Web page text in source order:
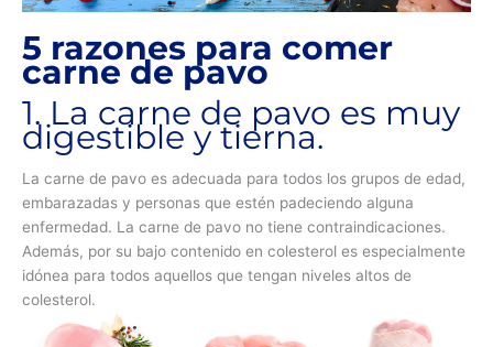
5 razones para comer
carne de pavo
1. La carne de pavo es muy
digestible y tierna.
La carne de pavo es adecuada para todos los grupos de edad,
embarazadas y personas que estén padeciendo alguna
enfermedad. La carne de pavo no tiene contraindicaciones.
Además, por su bajo contenido en colesterol es especialmente
idónea para todos aquellos que tengan niveles altos de
colesterol.